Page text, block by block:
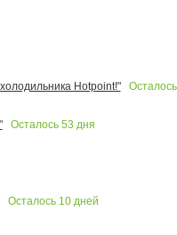
Hotpoint!" Осталось
Осталось 53 дня
Осталось 10дней